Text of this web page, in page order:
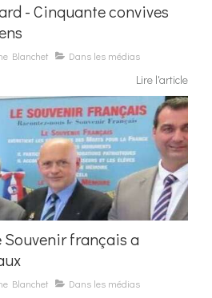
- Cinquante convives
Blanchet Dans les médias
Lire l'article
Souvenir français a
Blanchet Dans les médias